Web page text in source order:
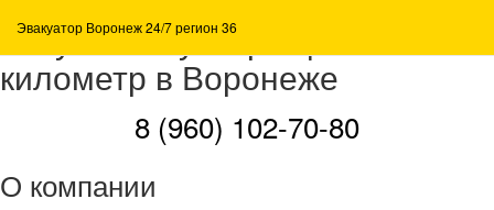
Эвакуатор Воронеж 24/7 регион 36
Услуги эвакуатора цена за
километр в Воронеже
8 (960) 102-70-80
О компании